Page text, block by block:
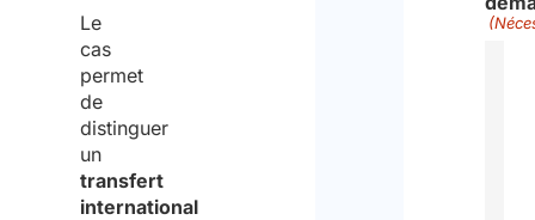
Le
cas
permet
de
distinguer
un
transfert
international